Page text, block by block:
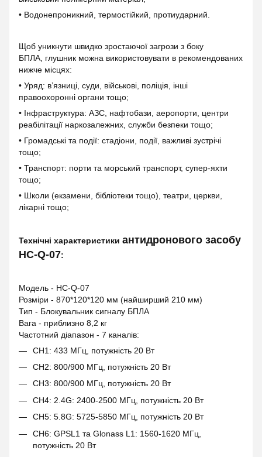
• Водонепроникний, термостійкий, протиударний.
Щоб уникнути швидко зростаючої загрози з боку
БПЛА, глушник можна використовувати в рекомендованих
нижче місцях:
• Уряд: в’язниці, суди, військові, поліція, інші
правоохоронні органи тощо;
• Інфраструктура: АЗС, нафтобази, аеропорти, центри
реабілітації наркозалежних, служби безпеки тощо;
• Громадські та події: стадіони, події, важливі зустрічі
тощо;
• Транспорт: порти та морський транспорт, супер-яхти
тощо;
• Школи (екзамени, бібліотеки тощо), театри, церкви,
лікарні тощо;
Технічні характеристики антидронового засобу
HC-Q-07:
Модель - HC-Q-07
Розміри - 870*120*120 мм (найширший 210 мм)
Тип - Блокувальник сигналу БПЛА
Вага - приблизно 8,2 кг
Частотний діапазон - 7 каналів:
CH1: 433 МГц, потужність 20 Вт
CH2: 800/900 МГц, потужність 20 Вт
CH3: 800/900 МГц, потужність 20 Вт
CH4: 2.4G: 2400-2500 МГц, потужність 20 Вт
CH5: 5.8G: 5725-5850 МГц, потужність 20 Вт
CH6: GPSL1 та Glonass L1: 1560-1620 МГц,
потужність 20 Вт